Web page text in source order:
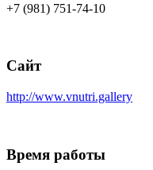
+7 (981) 751-74-10
Сайт
http://www.vnutri.gallery
Время работы